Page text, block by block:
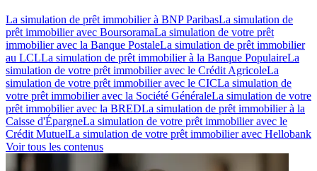
La simulation de prêt immobilier à BNP ParibasLa simulation de
prêt immobilier avec BoursoramaLa simulation de votre prêt
immobilier avec la Banque PostaleLa simulation de prêt immobilier
au LCLLa simulation de prêt immobilier à la Banque PopulaireLa
simulation de votre prêt immobilier avec le Crédit AgricoleLa
simulation de votre prêt immobilier avec le CICLa simulation de
votre prêt immobilier avec la Société GénéraleLa simulation de votre
prêt immobilier avec la BREDLa simulation de prêt immobilier à la
Caisse d'ÉpargneLa simulation de votre prêt immobilier avec le
Crédit MutuelLa simulation de votre prêt immobilier avec Hellobank
Voir tous les contenus